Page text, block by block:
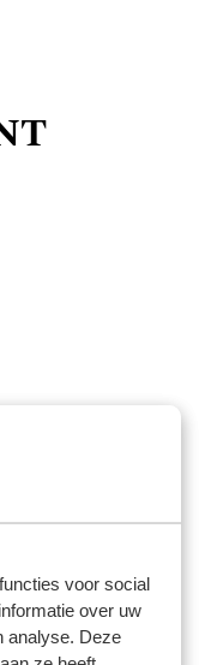
voor social
over uw
analyse. Deze